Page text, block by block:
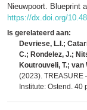
Nieuwpoort. Blueprint
https://dx.doi.org/
Is gerelateerd aan:
Devriese, L.I.;
C.; Rondelez, J.;
Koutrouveli, T.; van
(2023). TREASURE
Institute: Ostend. 40